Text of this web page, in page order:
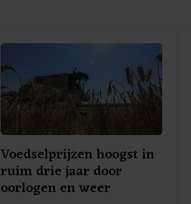
Voedselprijzen hoogst in
ruim drie jaar door
oorlogen en weer